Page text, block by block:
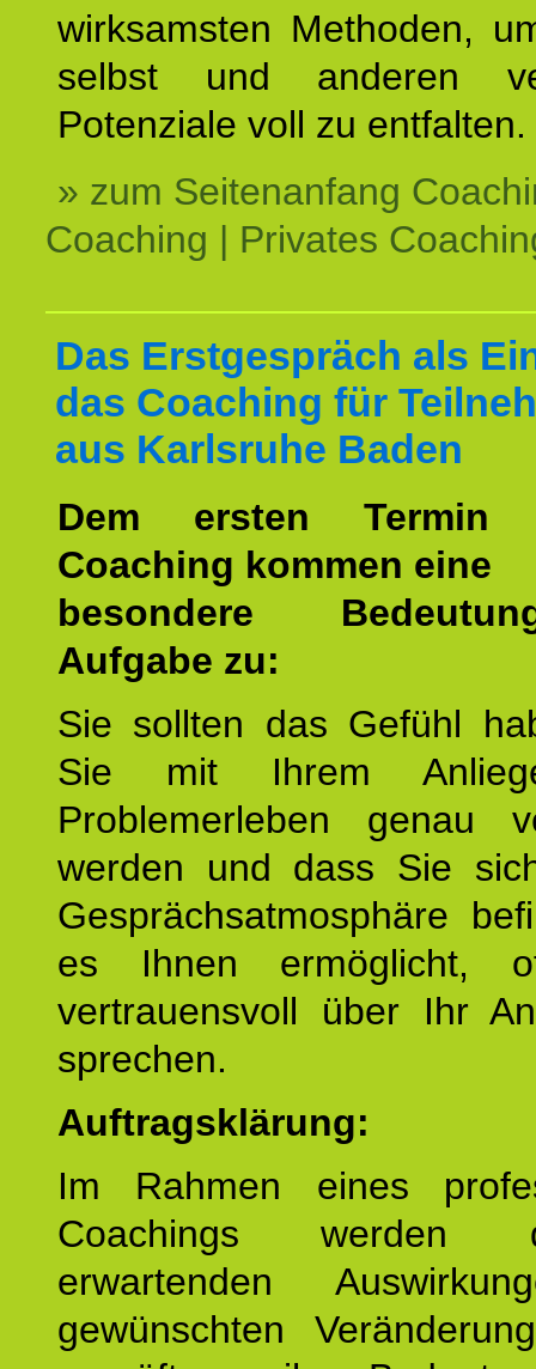
wirksamsten Methoden,
selbst und anderen
Potenziale voll zu entfalten.
» zum Seitenanfang
Coaching | Privates
Das Erstgespräch als
das Coaching für
aus Karlsruhe Baden
Dem ersten
Coaching kommen eine
besondere
Aufgabe zu:
Sie sollten das Gefühl
Sie mit Ihrem
Problemerleben genau
werden und dass Sie
Gesprächsatmosphäre
es Ihnen ermöglicht,
vertrauensvoll über Ihr
sprechen.
Auftragsklärung:
Im Rahmen eines
Coachings
erwartenden
gewünschten